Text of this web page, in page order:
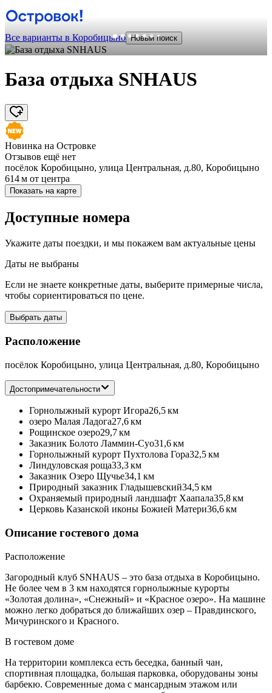
Все варианты в Коробицыно Новый поиск
База отдыха SNHAUS
Новинка на Островке
Отзывов ещё нет
посёлок Коробицыно, улица Центральная, д.80, Коробицыно
614 м от центра
Показать на карте
Доступные номера
Укажите даты поездки, и мы покажем вам актуальные цены
Даты не выбраны
Если не знаете конкретные даты, выберите примерные числа,
чтобы сориентироваться по цене.
Выбрать даты
Расположение
посёлок Коробицыно, улица Центральная, д.80, Коробицыно
Достопримечательности
Горнолыжный курорт Игора26,5 км
озеро Малая Ладога27,6 км
Рощинское озеро29,7 км
Заказник Болото Ламмин-Суо31,6 км
Горнолыжный курорт Пухтолова Гора32,5 км
Линдуловская роща33,3 км
Заказник Озеро Щучье34,1 км
Природный заказник Гладышевский34,5 км
Охраняемый природный ландшафт Хаапала35,8 км
Церковь Казанской иконы Божией Матери36,6 км
Описание гостевого дома
Расположение
Загородный клуб SNHAUS – это база отдыха в Коробицыно.
Не более чем в 3 км находятся горнолыжные курорты
«Золотая долина», «Снежный» и «Красное озеро». На машине
можно легко добраться до ближайших озер – Правдинского,
Мичуринского и Красного.
В гостевом доме
На территории комплекса есть беседка, банный чан,
спортивная площадка, большая парковка, оборудованы зоны
барбекю. Современные дома с мансардным этажом или